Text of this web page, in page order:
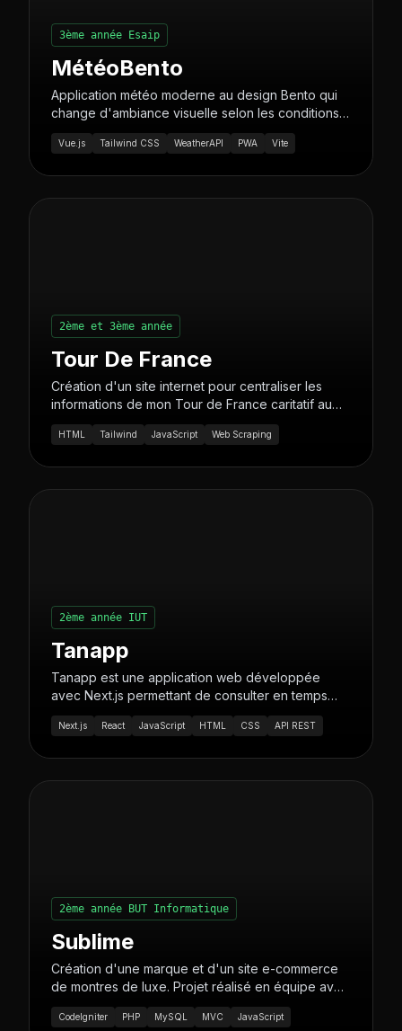
3ème année Esaip
MétéoBento
Application météo moderne au design Bento qui
change d'ambiance visuelle selon les conditions
climatiques. Intègre la géolocalisation, des
prévisions détaillées et une installation PWA native
Vue.js Tailwind CSS WeatherAPI PWA Vite
2ème et 3ème année
Tour De France
Création d'un site internet pour centraliser les
informations de mon Tour de France caritatif au
profit des enfants atteints de la maladie de Crohn.
HTML Tailwind JavaScript Web Scraping
2ème année IUT
Tanapp
Tanapp est une application web développée
avec Next.js permettant de consulter en temps
réel les horaires d’arrivée des bus de la ville de
Nantes.
Next.js React JavaScript HTML CSS API REST
2ème année BUT Informatique
Sublime
Création d'une marque et d'un site e-commerce
de montres de luxe. Projet réalisé en équipe avec
gestion complète (utilisateurs, produits,
commandes).
CodeIgniter PHP MySQL MVC JavaScript